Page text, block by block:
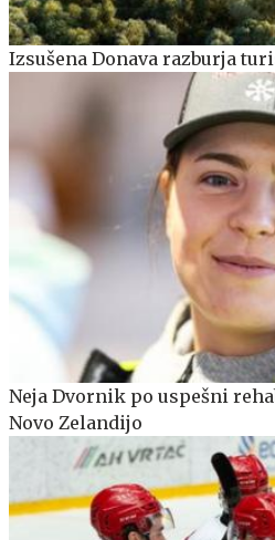
Izsušena Donava razburja
Neja Dvornik po uspešni
Novo Zelandijo